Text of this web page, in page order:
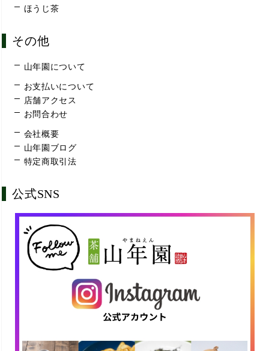
ほうじ茶
その他
山年園について
お支払いについて
店舗アクセス
お問合わせ
会社概要
山年園ブログ
特定商取引法
公式SNS